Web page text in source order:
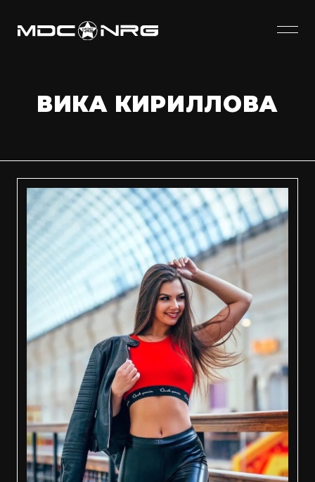
ВИКА КИРИЛЛОВА